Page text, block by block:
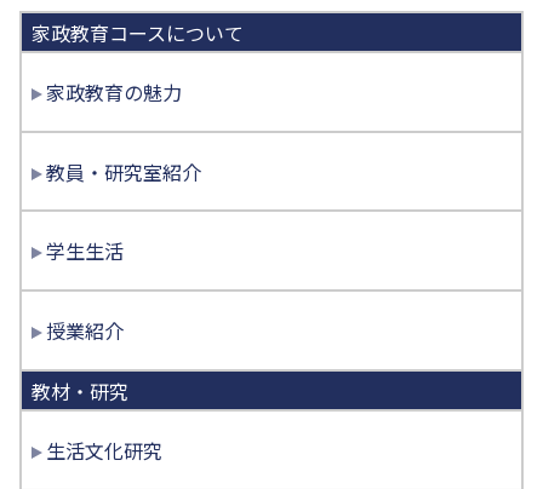
家政教育コースについて
家政教育の魅力
教員・研究室紹介
学生生活
授業紹介
教材・研究
生活文化研究